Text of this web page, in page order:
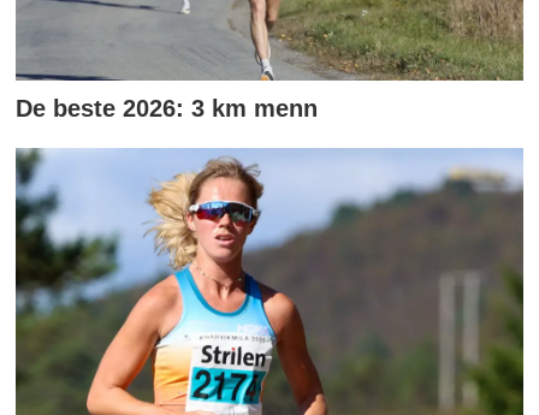
De beste 2026: 3 km menn